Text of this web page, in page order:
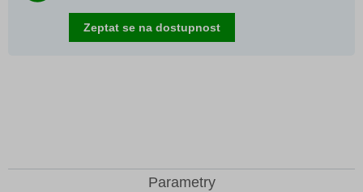
Zeptat se na dostupnost
Parametry